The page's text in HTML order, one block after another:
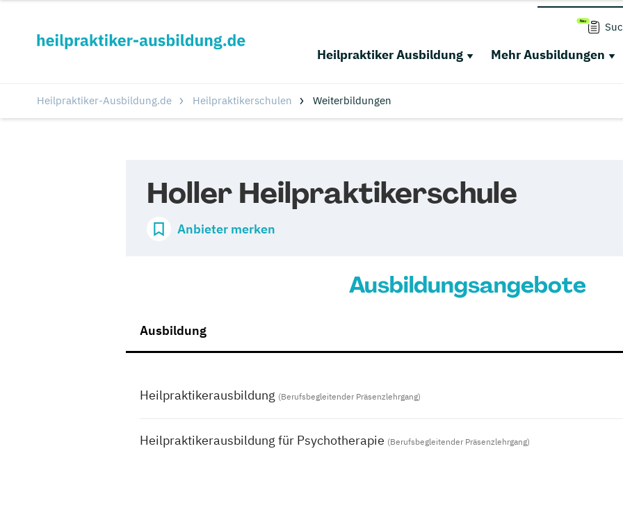
Heilpraktiker Ausbildung Mehr Ausbildungen
Heilpraktiker-Ausbildung.de Heilpraktikerschulen Weiterbildungen
Holler Heilpraktikerschule
Anbieter merken
Ausbildungsangebote
Ausbildung
Heilpraktikerausbildung (Berufsbegleitender Präsenzlehrgang)
Heilpraktikerausbildung für Psychotherapie (Berufsbegleitender Präsenzlehrgang)